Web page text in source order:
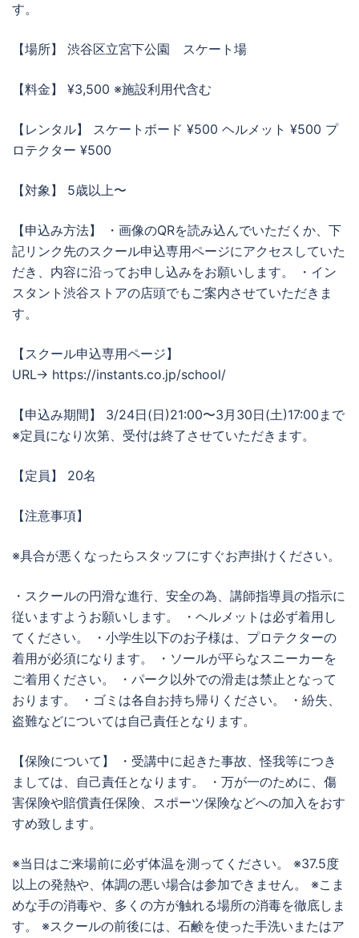
す。
【場所】 渋谷区立宮下公園 スケート場
【料金】 ¥3,500 ※施設利用代含む
【レンタル】 スケートボード ¥500 ヘルメット ¥500 プ
ロテクター ¥500
【対象】 5歳以上〜
【申込み方法】 ・画像のQRを読み込んでいただくか、下
記リンク先のスクール申込専用ページにアクセスしていた
だき、内容に沿ってお申し込みをお願いします。 ・イン
スタント渋谷ストアの店頭でもご案内させていただきま
す。
【スクール申込専用ページ】
URL→ https://instants.co.jp/school/
【申込み期間】 3/24日(日)21:00〜3月30日(土)17:00まで
※定員になり次第、受付は終了させていただきます。
【定員】 20名
【注意事項】
※具合が悪くなったらスタッフにすぐお声掛けください。
・スクールの円滑な進行、安全の為、講師指導員の指示に
従いますようお願いします。 ・ヘルメットは必ず着用し
てください。 ・小学生以下のお子様は、プロテクターの
着用が必須になります。 ・ソールが平らなスニーカーを
ご着用ください。 ・パーク以外での滑走は禁止となって
おります。 ・ゴミは各自お持ち帰りください。 ・紛失、
盗難などについては自己責任となります。
【保険について】 ・受講中に起きた事故、怪我等につき
ましては、自己責任となります。 ・万が一のために、傷
害保険や賠償責任保険、スポーツ保険などへの加入をおす
すめ致します。
※当日はご来場前に必ず体温を測ってください。 ※37.5度
以上の発熱や、体調の悪い場合は参加できません。 ※こま
めな手の消毒や、多くの方が触れる場所の消毒を徹底しま
す。 ※スクールの前後には、石鹸を使った手洗いまたはア